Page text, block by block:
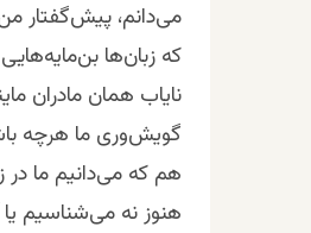
می‌دانم،‌ پیش‌گفتار
که زبان‌ها
نایاب همان مادران
گویش‌وری ما هرچه
هم که می‌دانیم ما در
هنوز نه می‌شناسیم